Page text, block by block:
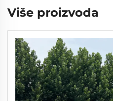
Više proizvoda